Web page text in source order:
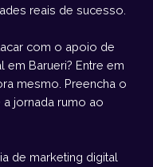
reais de sucesso.
com o apoio de
em Barueri? Entre em
mesmo. Preencha o
jornada rumo ao
de marketing digital